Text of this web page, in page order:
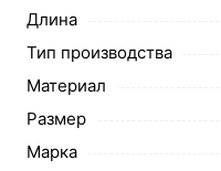
Длина
Тип производства
Материал
Размер
Марка